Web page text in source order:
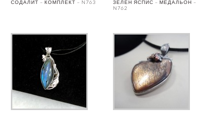
СОДАЛИТ – КОМПЛЕКТ – N763
ЗЕЛЕН ЯСПИС – МЕДАЛЬОН –
N762